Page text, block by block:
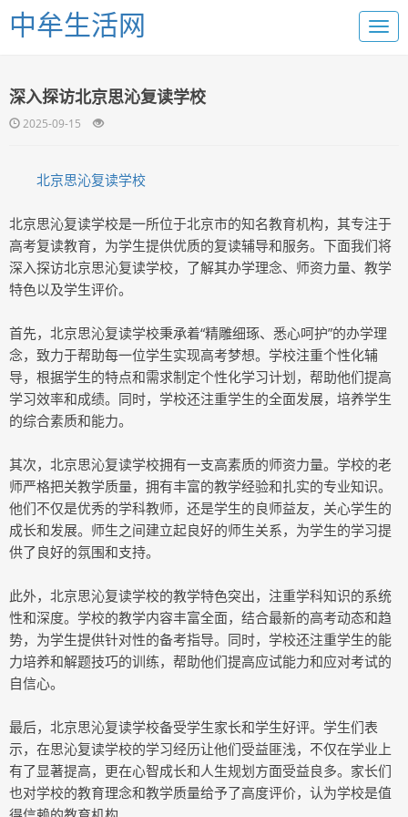
中牟生活网
深入探访北京思沁复读学校
2025-09-15
北京思沁复读学校
北京思沁复读学校是一所位于北京市的知名教育机构，其专注于
高考复读教育，为学生提供优质的复读辅导和服务。下面我们将
深入探访北京思沁复读学校，了解其办学理念、师资力量、教学
特色以及学生评价。
首先，北京思沁复读学校秉承着“精雕细琢、悉心呵护”的办学理
念，致力于帮助每一位学生实现高考梦想。学校注重个性化辅
导，根据学生的特点和需求制定个性化学习计划，帮助他们提高
学习效率和成绩。同时，学校还注重学生的全面发展，培养学生
的综合素质和能力。
其次，北京思沁复读学校拥有一支高素质的师资力量。学校的老
师严格把关教学质量，拥有丰富的教学经验和扎实的专业知识。
他们不仅是优秀的学科教师，还是学生的良师益友，关心学生的
成长和发展。师生之间建立起良好的师生关系，为学生的学习提
供了良好的氛围和支持。
此外，北京思沁复读学校的教学特色突出，注重学科知识的系统
性和深度。学校的教学内容丰富全面，结合最新的高考动态和趋
势，为学生提供针对性的备考指导。同时，学校还注重学生的能
力培养和解题技巧的训练，帮助他们提高应试能力和应对考试的
自信心。
最后，北京思沁复读学校备受学生家长和学生好评。学生们表
示，在思沁复读学校的学习经历让他们受益匪浅，不仅在学业上
有了显著提高，更在心智成长和人生规划方面受益良多。家长们
也对学校的教育理念和教学质量给予了高度评价，认为学校是值